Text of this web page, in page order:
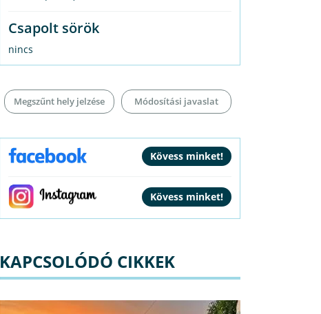
Csapolt sörök
nincs
Megszűnt hely jelzése Módosítási javaslat
KAPCSOLÓDÓ CIKKEK